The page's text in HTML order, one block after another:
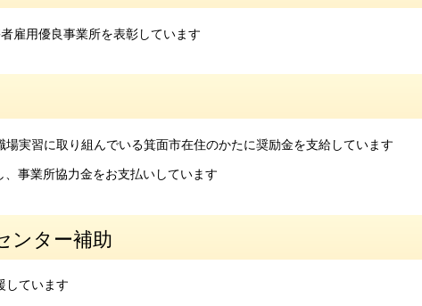
雇用優良事業所を表彰しています
実習に取り組んでいる箕面市在住のかたに奨励金を支給しています
事業所協力金をお支払いしています
ンター補助
しています